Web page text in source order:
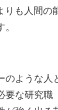
りも人間の
のような
要な研究職